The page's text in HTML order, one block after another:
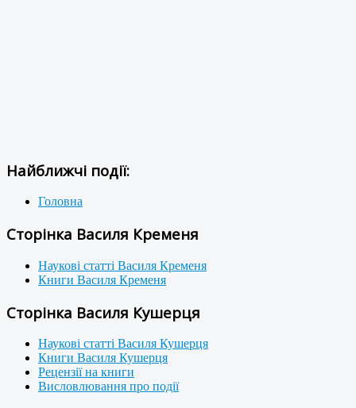
Найближчі події:
Головна
Сторінка Василя Кременя
Наукові статті Василя Кременя
Книги Василя Кременя
Сторінка Василя Кушерця
Наукові статті Василя Кушерця
Книги Василя Кушерця
Рецензії на книги
Висловлювання про події